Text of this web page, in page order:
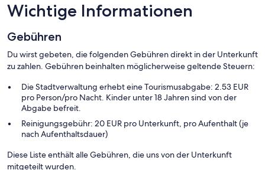
Wichtige Informationen
Gebühren
Du wirst gebeten, die folgenden Gebühren direkt in der Unterkunft
zu zahlen. Gebühren beinhalten möglicherweise geltende Steuern:
Die Stadtverwaltung erhebt eine Tourismusabgabe: 2.53 EUR
pro Person/pro Nacht. Kinder unter 18 Jahren sind von der
Abgabe befreit.
Reinigungsgebühr: 20 EUR pro Unterkunft, pro Aufenthalt (je
nach Aufenthaltsdauer)
Diese Liste enthält alle Gebühren, die uns von der Unterkunft
mitgeteilt wurden.